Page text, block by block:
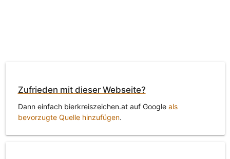
Zufrieden mit dieser Webseite?
Dann einfach bierkreiszeichen.at auf Google als
bevorzugte Quelle hinzufügen.